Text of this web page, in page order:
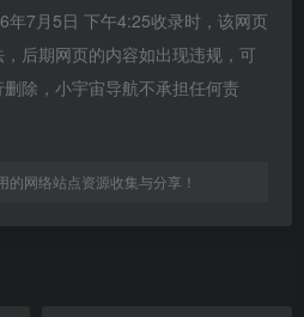
年7月5日 下午4:25收录时，该网页
后期网页的内容如出现违规，可
除，小宇宙导航不承担任何责
网络站点资源收集与分享！